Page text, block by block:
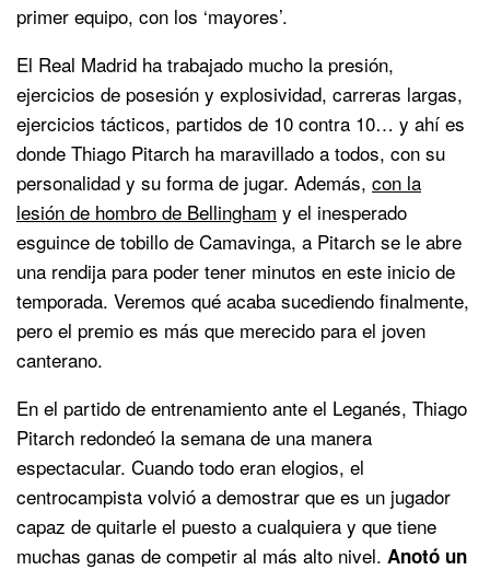
primer equipo, con los ‘mayores’.
El Real Madrid ha trabajado mucho la presión,
ejercicios de posesión y explosividad, carreras largas,
ejercicios tácticos, partidos de 10 contra 10… y ahí es
donde Thiago Pitarch ha maravillado a todos, con su
personalidad y su forma de jugar. Además, con la
lesión de hombro de Bellingham y el inesperado
esguince de tobillo de Camavinga, a Pitarch se le abre
una rendija para poder tener minutos en este inicio de
temporada. Veremos qué acaba sucediendo finalmente,
pero el premio es más que merecido para el joven
canterano.
En el partido de entrenamiento ante el Leganés, Thiago
Pitarch redondeó la semana de una manera
espectacular. Cuando todo eran elogios, el
centrocampista volvió a demostrar que es un jugador
capaz de quitarle el puesto a cualquiera y que tiene
muchas ganas de competir al más alto nivel. Anotó un